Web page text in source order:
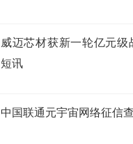
威迈芯材获新一轮亿元级
短讯
中国联通元宇宙网络征信